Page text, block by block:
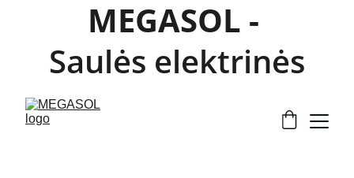
MEGASOL -
Saulės elektrinės